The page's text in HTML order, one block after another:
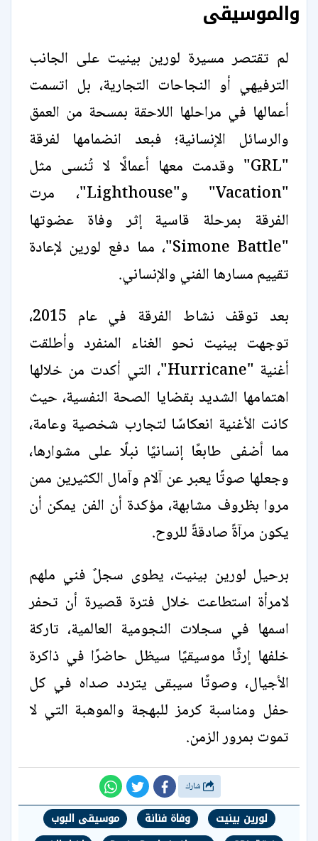
والموسيقى
لم تقتصر مسيرة لورين بينيت على الجانب
الترفيهي أو النجاحات التجارية، بل اتسمت
أعمالها في مراحلها اللاحقة بمسحة من العمق
والرسائل الإنسانية؛ فبعد انضمامها لفرقة
"GRL" وقدمت معها أعمالًا لا تُنسى مثل
"Vacation" و"Lighthouse"، مرت
الفرقة بمرحلة قاسية إثر وفاة عضوتها
"Simone Battle"، مما دفع لورين لإعادة
تقييم مسارها الفني والإنساني.
بعد توقف نشاط الفرقة في عام 2015،
توجهت بينيت نحو الغناء المنفرد وأطلقت
أغنية "Hurricane"، التي أكدت من خلالها
اهتمامها الشديد بقضايا الصحة النفسية، حيث
كانت الأغنية انعكاسًا لتجارب شخصية وعامة،
مما أضفى طابعًا إنسانيًا نبلًا على مشوارها،
وجعلها صوتًا يعبر عن آلام وآمال الكثيرين ممن
مروا بظروف مشابهة، مؤكدة أن الفن يمكن أن
يكون مرآةً صادقةً للروح.
برحيل لورين بينيت، يطوى سجلٌ فني ملهم
لامرأة استطاعت خلال فترة قصيرة أن تحفر
اسمها في سجلات النجومية العالمية، تاركة
خلفها إرثًا موسيقيًا سيظل حاضرًا في ذاكرة
الأجيال، وصوتًا سيبقى يتردد صداه في كل
حفل ومناسبة كرمز للبهجة والموهبة التي لا
تموت بمرور الزمن.
لورين بينيت وفاة فنانة
موسيقى البوب